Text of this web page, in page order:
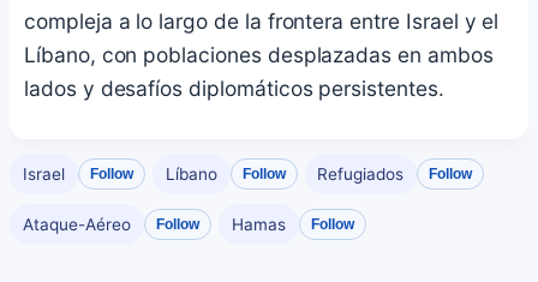
compleja a lo largo de la frontera entre Israel y el
Líbano, con poblaciones desplazadas en ambos
lados y desafíos diplomáticos persistentes.
Israel Follow Líbano Follow Refugiados Follow
Ataque-Aéreo Follow Hamas Follow